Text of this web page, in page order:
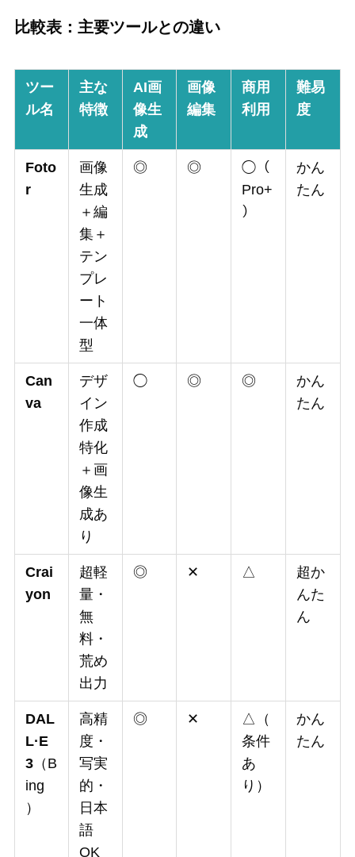
比較表：主要ツールとの違い
ツー
ル名
主な
特徴
AI画
像生
成
画像
編集
商用
利用
難易
度
Foto
r
画像
生成
＋編
集＋
テン
プレ
ート
一体
型
◎ ◎
◯（
Pro+
）
かん
たん
Can
va
デザ
イン
作成
特化
＋画
像生
成あ
り
◯ ◎ ◎
かん
たん
Crai
yon
超軽
量・
無
料・
荒め
出力
◎ ✕ △
超か
んた
ん
DAL
L·E
3 （B
ing
）
高精
度・
写実
的・
日本
語
OK
◎ ✕
△（
条件
あ
り）
かん
たん